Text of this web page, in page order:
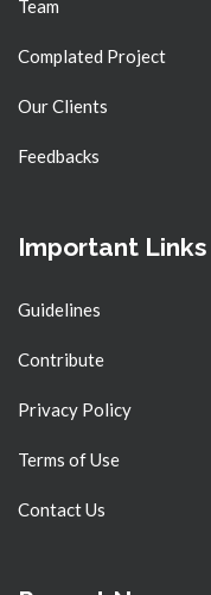
Team
Complated Project
Our Clients
Feedbacks
Important Links
Guidelines
Contribute
Privacy Policy
Terms of Use
Contact Us